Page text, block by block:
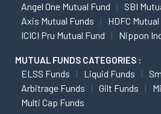
Angel One Mutual Fund
SBI
Axis Mutual Funds
HDFC
ICICI Pru Mutual Fund
Nippon
MUTUAL FUNDS CATEGORIES :
ELSS Funds Liquid Funds
Arbitrage Funds
Gilt Funds
Multi Cap Funds